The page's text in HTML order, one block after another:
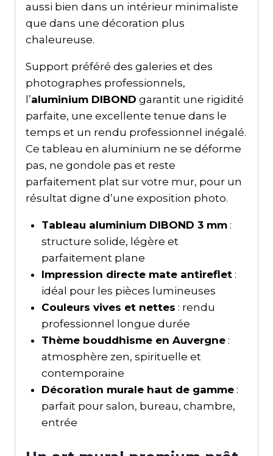
aussi bien dans un intérieur minimaliste
que dans une décoration plus
chaleureuse.
Support préféré des galeries et des
photographes professionnels,
l’aluminium DIBOND garantit une rigidité
parfaite, une excellente tenue dans le
temps et un rendu professionnel inégalé.
Ce tableau en aluminium ne se déforme
pas, ne gondole pas et reste
parfaitement plat sur votre mur, pour un
résultat digne d’une exposition photo.
Tableau aluminium DIBOND 3 mm:
structure solide, légère et
parfaitement plane
Impression directe mate antireflet:
idéal pour les pièces lumineuses
Couleurs vives et nettes : rendu
professionnel longue durée
Thème bouddhisme en Auvergne:
atmosphère zen, spirituelle et
contemporaine
Décoration murale haut de gamme:
parfait pour salon, bureau, chambre,
entrée